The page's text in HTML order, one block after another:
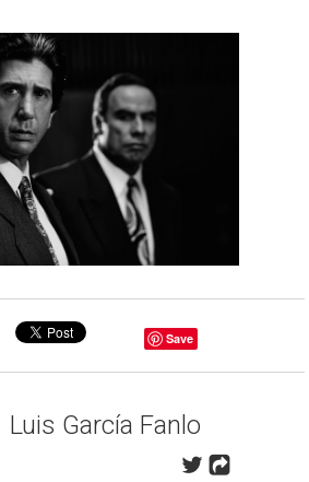
Save
Luis García Fanlo